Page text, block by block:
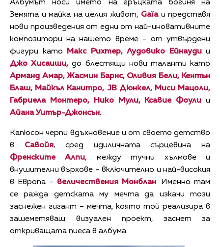
Албумът носи името на гръцката богиня на
Земята и майка на целия живот, Gaïaи представя
нови произведения от едни от най-иновативните
композитори на нашето време – от утвърдени
фигури като
Макс Рихтер, Лудовико Ейнаудии
Джо Хисаиши,до блестящи нови таланти като
Арманд Амар, Жасмин Барнс, Оливия Бели, Кентън
Блаш, Майкъл Канитро, JB Дюнкел, Миси Мацоли,
Габриела Монтеро, Нико Мули, Ксавие Фоули и
Айана Уитър-Джонсън.
Капюсон черпи вдъхновение и от своето детство
в Савойя, сред идиличната сърцевина на
Френските Алпи, между тучни хълмове и
внушителни върхове – включително и най-високия
в Европа – величествения Монблан. Именно там
се ражда детската му мечта да изкачи този
заснежен гигант – мечта, която той реализира в
зашеметяващ визуален проект, заснет за
откриващата пиеса в албума.